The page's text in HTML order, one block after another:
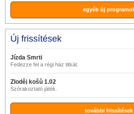
egyéb új
Új frissítések
Jízda Smrti
Fedezze fel a régi ház titkát.
Zloděj košů 1.02
Szórakoztató játék.
további frissítések